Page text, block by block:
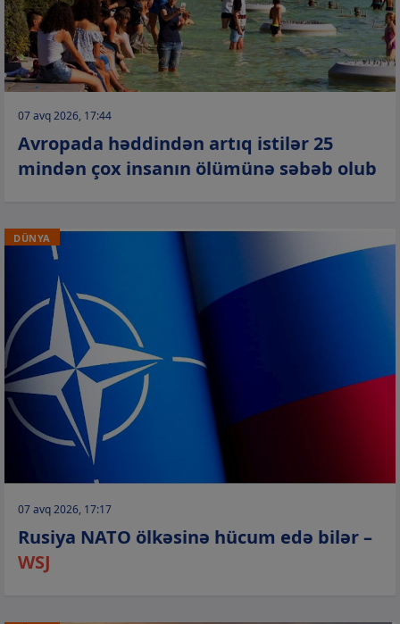
07 avq 2026, 17:44
Avropada həddindən artıq istilər 25
mindən çox insanın ölümünə səbəb olub
DÜNYA
07 avq 2026, 17:17
Rusiya NATO ölkəsinə hücum edə bilər –
WSJ